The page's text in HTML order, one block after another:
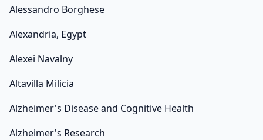
Alessandro Borghese
Alexandria, Egypt
Alexei Navalny
Altavilla Milicia
Alzheimer's Disease and Cognitive Health
Alzheimer's Research